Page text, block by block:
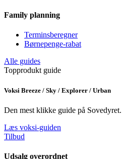
Family planning
Terminsberegner
Børnepenge-rabat
Alle guides
Topprodukt guide
Voksi Breeze / Sky / Explorer / Urban
Den mest klikke guide på Sovedyret.
Læs voksi-guiden
Tilbud
Udsalg overordnet